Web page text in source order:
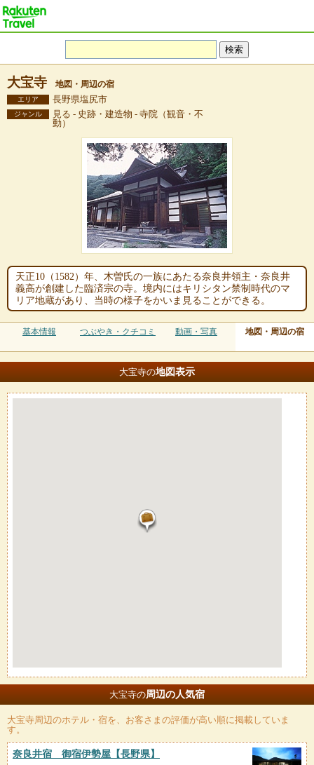
大宝寺 地図・周辺の宿
エリア 長野県塩尻市
ジャンル
見る - 史跡・建造物 - 寺院（観音・不
動）
天正10（1582）年、木曽氏の一族にあたる奈良井領主・奈良井
義高が創建した臨済宗の寺。境内にはキリシタン禁制時代のマ
リア地蔵があり、当時の様子をかいま見ることができる。
基本情報 つぶやき・クチコミ 動画・写真 地図・周辺の宿
大宝寺の地図表示
大宝寺の周辺の人気宿
大宝寺周辺のホテル・宿を、お客さまの評価が高い順に掲載していま
す。
奈良井宿 御宿伊勢屋 【長野県】